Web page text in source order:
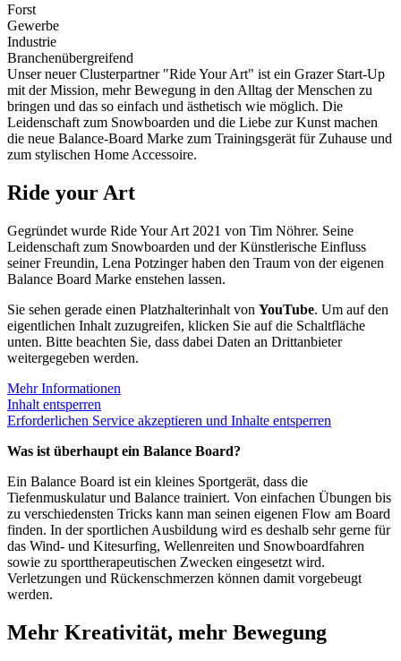
Forst
Gewerbe
Industrie
Branchenübergreifend
Unser neuer Clusterpartner "Ride Your Art" ist ein Grazer Start-Up
mit der Mission, mehr Bewegung in den Alltag der Menschen zu
bringen und das so einfach und ästhetisch wie möglich. Die
Leidenschaft zum Snowboarden und die Liebe zur Kunst machen
die neue Balance-Board Marke zum Trainingsgerät für Zuhause und
zum stylischen Home Accessoire.
Ride your Art
Gegründet wurde Ride Your Art 2021 von Tim Nöhrer. Seine
Leidenschaft zum Snowboarden und der Künstlerische Einfluss
seiner Freundin, Lena Potzinger haben den Traum von der eigenen
Balance Board Marke enstehen lassen.
Sie sehen gerade einen Platzhalterinhalt von YouTube. Um auf den
eigentlichen Inhalt zuzugreifen, klicken Sie auf die Schaltfläche
unten. Bitte beachten Sie, dass dabei Daten an Drittanbieter
weitergegeben werden.
Mehr Informationen
Inhalt entsperren
Erforderlichen Service akzeptieren und Inhalte entsperren
Was ist überhaupt ein Balance Board?
Ein Balance Board ist ein kleines Sportgerät, dass die
Tiefenmuskulatur und Balance trainiert. Von einfachen Übungen bis
zu verschiedensten Tricks kann man seinen eigenen Flow am Board
finden. In der sportlichen Ausbildung wird es deshalb sehr gerne für
das Wind- und Kitesurfing, Wellenreiten und Snowboardfahren
sowie zu sporttherapeutischen Zwecken eingesetzt wird.
Verletzungen und Rückenschmerzen können damit vorgebeugt
werden.
Mehr Kreativität, mehr Bewegung